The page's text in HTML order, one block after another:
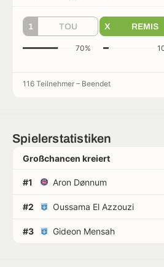
1 TOU X REMIS
70%
116 Teilnehmer – Beendet
Spielerstatistiken
Großchancen kreiert
#1 Aron Dønnum
#2 Oussama El Azzouzi
#3 Gideon Mensah